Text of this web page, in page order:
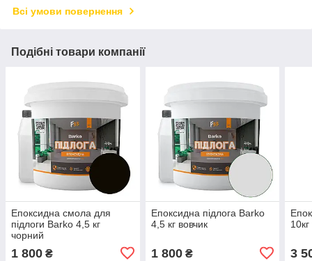
Всі умови повернення
Подібні товари компанії
Епоксидна смола для
підлоги Barko 4,5 кг
чорний
1 800 ₴
Епоксидна підлога Barko
4,5 кг вовчик
1 800₴ 3